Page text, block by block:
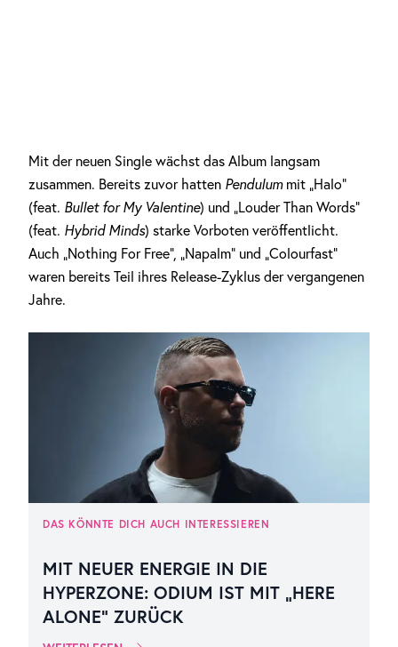
Mit der neuen Single wächst das Album langsam
zusammen. Bereits zuvor hatten Pendulum mit „Halo“
(feat. Bullet for My Valentine) und „Louder Than Words“
(feat. Hybrid Minds) starke Vorboten veröffentlicht.
Auch „Nothing For Free“, „Napalm“ und „Colourfast“
waren bereits Teil ihres Release-Zyklus der vergangenen
Jahre.
DAS KÖNNTE DICH AUCH INTERESSIEREN
MIT NEUER ENERGIE IN DIE
HYPERZONE: ODIUM IST MIT „HERE
ALONE“ ZURÜCK